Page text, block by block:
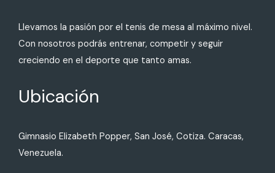
Llevamos la pasión por el tenis de mesa al máximo nivel.
Con nosotros podrás entrenar, competir y seguir
creciendo en el deporte que tanto amas.
Ubicación
Gimnasio Elizabeth Popper, San José, Cotiza. Caracas,
Venezuela.